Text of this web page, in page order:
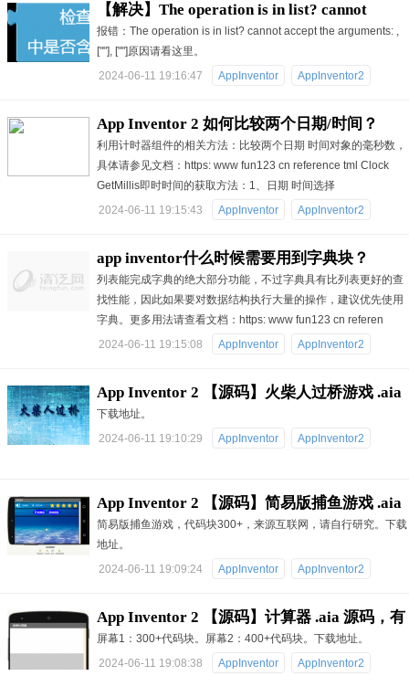
【解决】The operation is in list? cannot
accept the arguments: , [""], [""]
报错：The operation is in list? cannot accept the arguments: ,
[""], [""]原因请看这里。
2024-06-11 19:16:47
AppInventor AppInventor2
App Inventor 2 如何比较两个日期/时间？
利用计时器组件的相关方法：比较两个日期 时间对象的毫秒数，
具体请参见文档：https: www fun123 cn reference tml Clock
GetMillis即时时间的获取方法：1、日期 时间选择
2024-06-11 19:15:43
AppInventor AppInventor2
app inventor什么时候需要用到字典块？
列表能完成字典的绝大部分功能，不过字典具有比列表更好的查
找性能，因此如果要对数据结构执行大量的操作，建议优先使用
字典。更多用法请查看文档：https: www fun123 cn referen
2024-06-11 19:15:08
AppInventor AppInventor2
App Inventor 2 【源码】火柴人过桥游戏 .aia
下载地址。
2024-06-11 19:10:29
AppInventor AppInventor2
App Inventor 2 【源码】简易版捕鱼游戏 .aia
源码
简易版捕鱼游戏，代码块300+，来源互联网，请自行研究。下载
地址。
2024-06-11 19:09:24
AppInventor AppInventor2
App Inventor 2 【源码】计算器 .aia 源码，有
屏幕1：300+代码块。屏幕2：400+代码块。下载地址。
2024-06-11 19:08:38
AppInventor AppInventor2